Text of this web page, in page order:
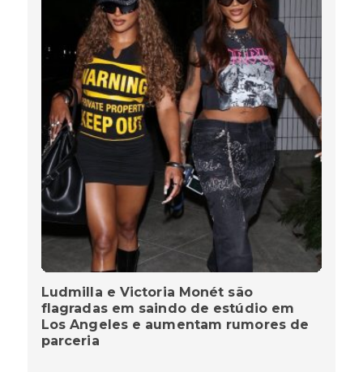
Ludmilla e Victoria Monét são
flagradas em saindo de estúdio em
Los Angeles e aumentam rumores de
parceria